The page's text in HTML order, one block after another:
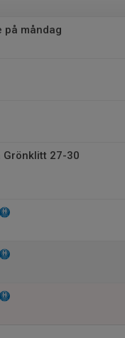
på måndag
Grönklitt 27-30